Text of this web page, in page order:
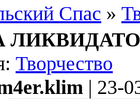
Спас »
Творчество
| 23-